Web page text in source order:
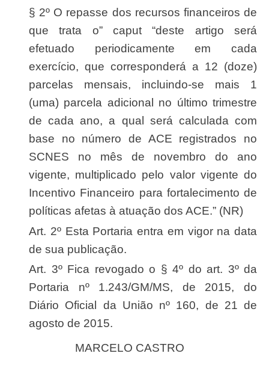
§ 2º O repasse dos recursos financeiros de
que trata o” caput “deste artigo será
efetuado periodicamente em cada
exercício, que corresponderá a 12 (doze)
parcelas mensais, incluindo-se mais 1
(uma) parcela adicional no último trimestre
de cada ano, a qual será calculada com
base no número de ACE registrados no
SCNES no mês de novembro do ano
vigente, multiplicado pelo valor vigente do
Incentivo Financeiro para fortalecimento de
políticas afetas à atuação dos ACE.” (NR)
Art. 2º Esta Portaria entra em vigor na data
de sua publicação.
Art. 3º Fica revogado o § 4º do art. 3º da
Portaria nº 1.243/GM/MS, de 2015, do
Diário Oficial da União nº 160, de 21 de
agosto de 2015.
MARCELO CASTRO